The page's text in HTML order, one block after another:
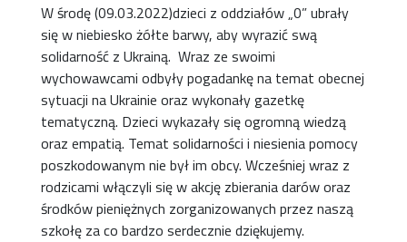
W środę (09.03.2022)dzieci z oddziałów „0” ubrały
się w niebiesko żółte barwy, aby wyrazić swą
solidarność z Ukrainą. Wraz ze swoimi
wychowawcami odbyły pogadankę na temat obecnej
sytuacji na Ukrainie oraz wykonały gazetkę
tematyczną. Dzieci wykazały się ogromną wiedzą
oraz empatią. Temat solidarności i niesienia pomocy
poszkodowanym nie był im obcy. Wcześniej wraz z
rodzicami włączyli się w akcję zbierania darów oraz
środków pieniężnych zorganizowanych przez naszą
szkołę za co bardzo serdecznie dziękujemy.